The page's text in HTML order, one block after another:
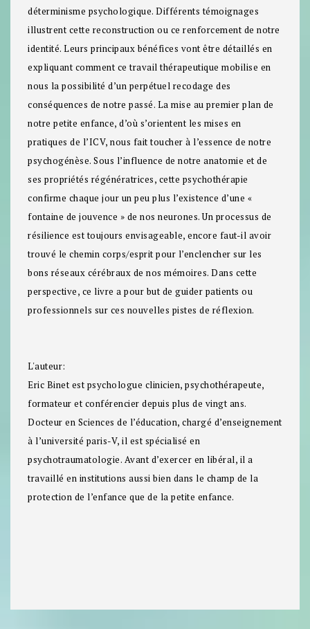
déterminisme psychologique. Différents témoignages
illustrent cette reconstruction ou ce renforcement de notre
identité. Leurs principaux bénéfices vont être détaillés en
expliquant comment ce travail thérapeutique mobilise en
nous la possibilité d’un perpétuel recodage des
conséquences de notre passé. La mise au premier plan de
notre petite enfance, d’où s’orientent les mises en
pratiques de l’ICV, nous fait toucher à l’essence de notre
psychogénèse. Sous l’influence de notre anatomie et de
ses propriétés régénératrices, cette psychothérapie
confirme chaque jour un peu plus l’existence d’une «
fontaine de jouvence » de nos neurones. Un processus de
résilience est toujours envisageable, encore faut-il avoir
trouvé le chemin corps/esprit pour l’enclencher sur les
bons réseaux cérébraux de nos mémoires. Dans cette
perspective, ce livre a pour but de guider patients ou
professionnels sur ces nouvelles pistes de réflexion.
L'auteur:
Eric Binet est psychologue clinicien, psychothérapeute,
formateur et conférencier depuis plus de vingt ans.
Docteur en Sciences de l’éducation, chargé d’enseignement
à l’université paris-V, il est spécialisé en
psychotraumatologie. Avant d’exercer en libéral, il a
travaillé en institutions aussi bien dans le champ de la
protection de l’enfance que de la petite enfance.